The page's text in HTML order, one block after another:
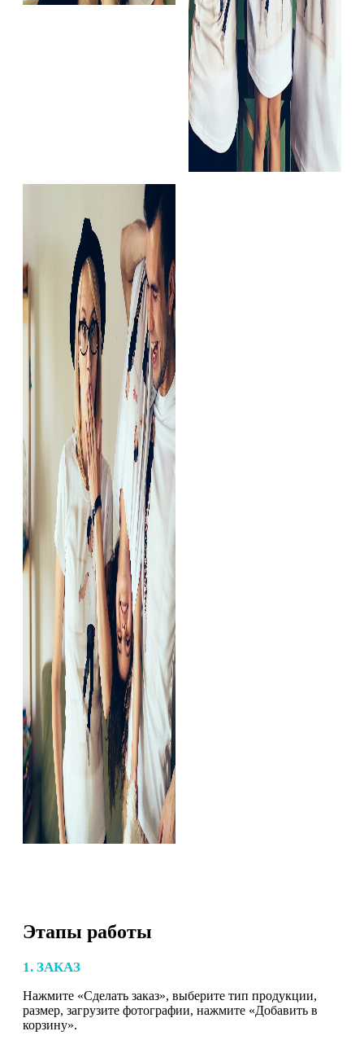
Этапы работы
1. ЗАКАЗ
Нажмите «Сделать заказ», выберите тип продукции,
размер, загрузите фотографии, нажмите «Добавить в
корзину».